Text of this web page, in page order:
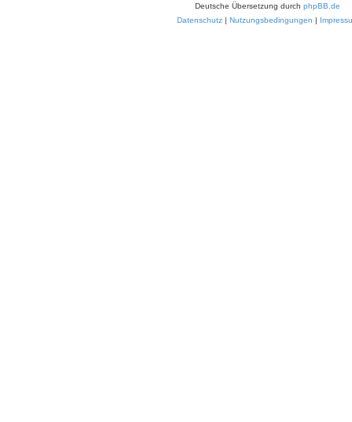
Deutsche Übersetzung durch phpBB.de
Datenschutz | Nutzungsbedingungen |